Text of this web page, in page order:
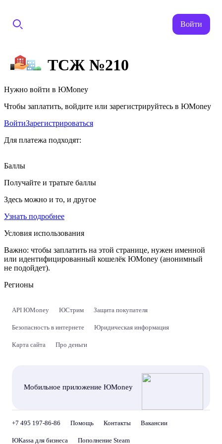
Войти
ТСЖ №210
Нужно войти в ЮMoney
Чтобы заплатить, войдите или зарегистрируйтесь в ЮMoney
ВойтиЗарегистрироваться
Для платежа подходят:
Баллы
Получайте и тратьте баллы
Здесь можно и то, и другое
Узнать подробнее
Условия использования
Важно: чтобы заплатить на этой странице, нужен именной
или идентифицированный кошелёк ЮMoney (анонимный
не подойдет).
Регионы
API ЮMoney ЮСтрим Защита покупателя
Безопасность в интернете Юридическая информация
Карта сайта Про деньги
Мобильное приложение ЮMoney
+7 495 197-86-86 Помощь Контакты Вакансии
ЮKassa для бизнеса Пополнение Steam